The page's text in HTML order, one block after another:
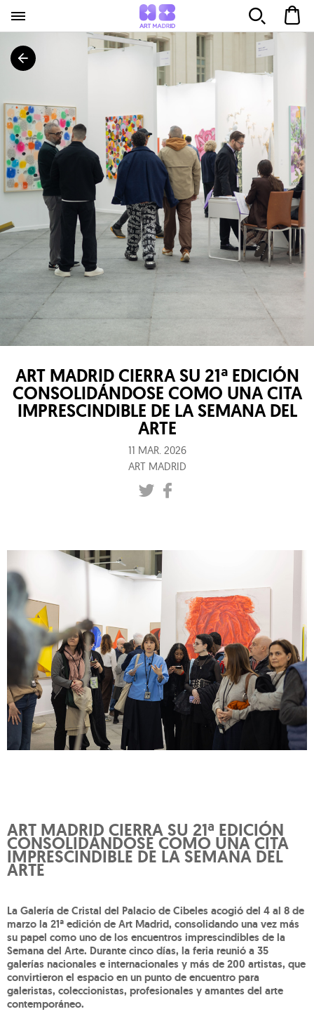
ART MADRID CIERRA SU 21ª EDICIÓN
CONSOLIDÁNDOSE COMO UNA CITA
IMPRESCINDIBLE DE LA SEMANA DEL
ARTE
11 MAR. 2026
ART MADRID
ART MADRID CIERRA SU 21ª EDICIÓN
CONSOLIDÁNDOSE COMO UNA CITA
IMPRESCINDIBLE DE LA SEMANA DEL
ARTE
La Galería de Cristal del Palacio de Cibeles acogió del 4 al 8 de
marzo la 21ª edición de Art Madrid, consolidando una vez más
su papel como uno de los encuentros imprescindibles de la
Semana del Arte. Durante cinco días, la feria reunió a 35
galerías nacionales e internacionales y más de 200 artistas, que
convirtieron el espacio en un punto de encuentro para
galeristas, coleccionistas, profesionales y amantes del arte
contemporáneo.